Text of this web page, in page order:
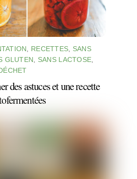
RECETTES
SANS
GLUTEN SANS LACTOSE
des astuces et une recette